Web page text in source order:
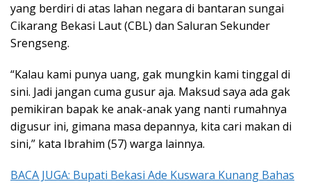
yang berdiri di atas lahan negara di bantaran sungai
Cikarang Bekasi Laut (CBL) dan Saluran Sekunder
Srengseng.
“Kalau kami punya uang, gak mungkin kami tinggal di
sini. Jadi jangan cuma gusur aja. Maksud saya ada gak
pemikiran bapak ke anak-anak yang nanti rumahnya
digusur ini, gimana masa depannya, kita cari makan di
sini,” kata Ibrahim (57) warga lainnya.
BACA JUGA: Bupati Bekasi Ade Kuswara Kunang Bahas